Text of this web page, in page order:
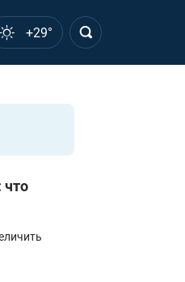
+29°
что